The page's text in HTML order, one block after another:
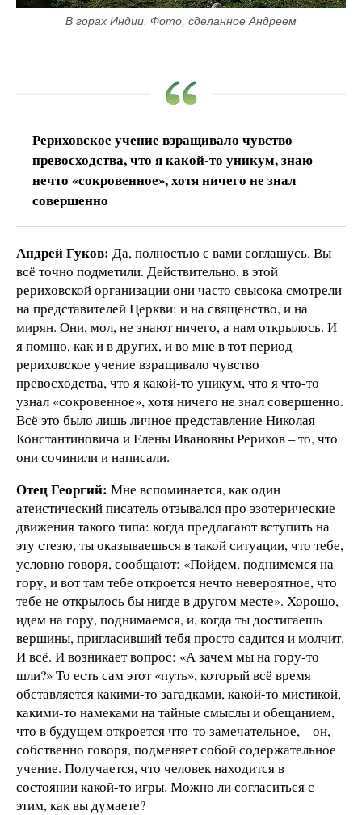
В горах Индии. Фото, сделанное Андреем
Рериховское учение взращивало чувство
превосходства, что я какой-то уникум, знаю
нечто «сокровенное», хотя ничего не знал
совершенно
Андрей Гуков: Да, полностью с вами соглашусь. Вы
всё точно подметили. Действительно, в этой
рериховской организации они часто свысока смотрели
на представителей Церкви: и на священство, и на
мирян. Они, мол, не знают ничего, а нам открылось. И
я помню, как и в других, и во мне в тот период
рериховское учение взращивало чувство
превосходства, что я какой-то уникум, что я что-то
узнал «сокровенное», хотя ничего не знал совершенно.
Всё это было лишь личное представление Николая
Константиновича и Елены Ивановны Рерихов – то, что
они сочинили и написали.
Отец Георгий: Мне вспоминается, как один
атеистический писатель отзывался про эзотерические
движения такого типа: когда предлагают вступить на
эту стезю, ты оказываешься в такой ситуации, что тебе,
условно говоря, сообщают: «Пойдем, поднимемся на
гору, и вот там тебе откроется нечто невероятное, что
тебе не открылось бы нигде в другом месте». Хорошо,
идем на гору, поднимаемся, и, когда ты достигаешь
вершины, пригласивший тебя просто садится и молчит.
И всё. И возникает вопрос: «А зачем мы на гору-то
шли?» То есть сам этот «путь», который всё время
обставляется какими-то загадками, какой-то мистикой,
какими-то намеками на тайные смыслы и обещанием,
что в будущем откроется что-то замечательное, – он,
собственно говоря, подменяет собой содержательное
учение. Получается, что человек находится в
состоянии какой-то игры. Можно ли согласиться с
этим, как вы думаете?